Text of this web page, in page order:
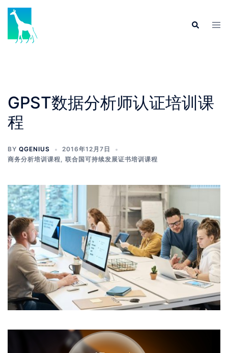
Skip
content
Search
GPST数据分析师认证培训课
程
BY QGENIUS
2016年12月7日
商务分析培训课程, 联合国可持续发展证书培训课程